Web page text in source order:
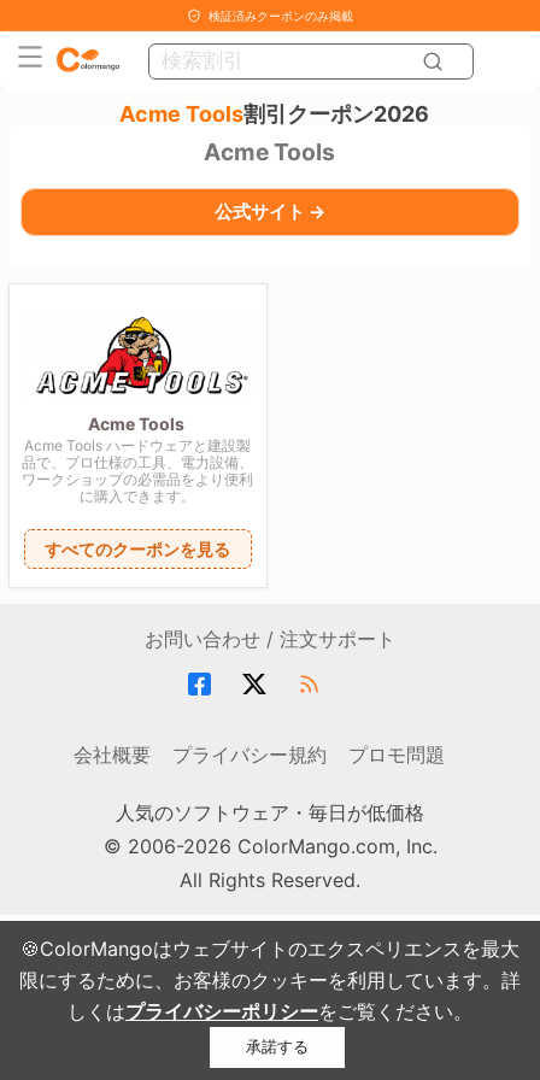
🍪ColorMangoはウェブサイトのエクスペリエンスを最大
限にするために、お客様のクッキーを利用しています。詳
しくはプライバシーポリシーをご覧ください。
承諾する
検証済みクーポンのみ掲載
Acme Tools割引クーポン2026
Acme Tools
公式サイト →
Acme Tools
Acme Tools ハードウェアと建設製
品で、プロ仕様の工具、電力設備、
ワークショップの必需品をより便利
に購入できます。
すべてのクーポンを見る
お問い合わせ / 注文サポート
会社概要 プライバシー規約 プロモ問題
人気のソフトウェア・毎日が低価格
© 2006-2026 ColorMango.com, Inc.
All Rights Reserved.